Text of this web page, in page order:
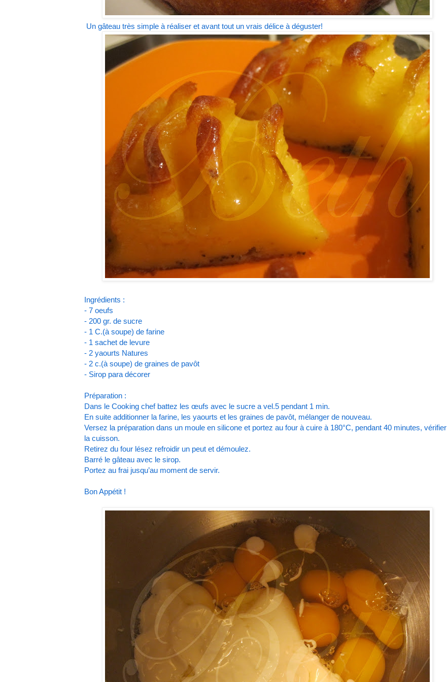
Un gâteau très simple à réaliser et avant tout un vrais délice à déguster!
Ingrédients :
- 7 oeufs
- 200 gr. de sucre
- 1 C.(à soupe) de farine
- 1 sachet de levure
- 2 yaourts Natures
- 2 c.(à soupe) de graines de pavôt
- Sirop para décorer
Préparation :
Dans le Cooking chef battez les œufs avec le sucre a vel.5 pendant 1 min.
En suite additionner la farine, les yaourts et les graines de pavôt, mélanger de nouveau.
Versez la préparation dans un moule en silicone et portez au four à cuire à 180°C, pendant 40 minutes, vérifier
la cuisson.
Retirez du four lésez refroidir un peut et démoulez.
Barré le gâteau avec le sirop.
Portez au frai jusqu’au moment de servir.
Bon Appétit !